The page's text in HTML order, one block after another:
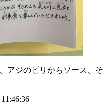
アジのピリからソース、そ